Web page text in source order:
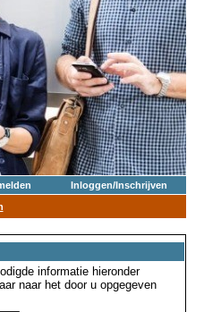
Inloggen/Inschrijven
informatie hieronder
naar het door u opgegeven